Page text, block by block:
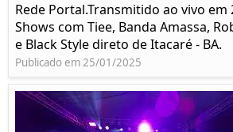
Rede Portal.Transmitido ao vivo em
Shows com Tiee, Banda Amassa,
e Black Style direto de Itacaré - BA.
Publicado em 25/01/2025